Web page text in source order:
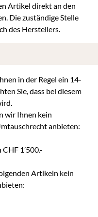
Artikel direkt an den
Die zuständige Stelle
des Herstellers.
in der Regel ein 14-
Sie, dass bei diesem
wir Ihnen kein
anbieten:
1’500.-
Artikeln kein